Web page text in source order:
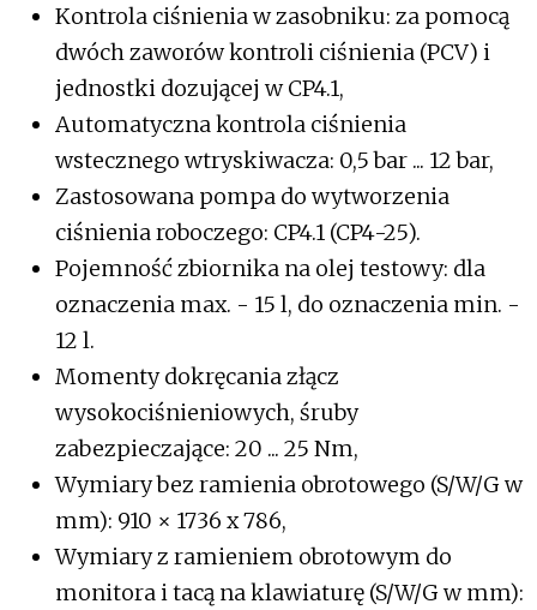
Kontrola ciśnienia w zasobniku: za pomocą
dwóch zaworów kontroli ciśnienia (PCV) i
jednostki dozującej w CP4.1,
Automatyczna kontrola ciśnienia
wstecznego wtryskiwacza: 0,5 bar ... 12 bar,
Zastosowana pompa do wytworzenia
ciśnienia roboczego: CP4.1 (CP4-25).
Pojemność zbiornika na olej testowy: dla
oznaczenia max. - 15 l, do oznaczenia min. -
12 l.
Momenty dokręcania złącz
wysokociśnieniowych, śruby
zabezpieczające: 20 ... 25 Nm,
Wymiary bez ramienia obrotowego (S/W/G w
mm): 910 × 1736 x 786,
Wymiary z ramieniem obrotowym do
monitora i tacą na klawiaturę (S/W/G w mm):